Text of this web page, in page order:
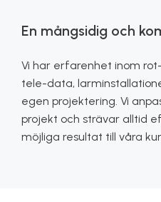
En mångsidig och
Vi har erfarenhet inom
tele-data,
egen projektering. Vi
projekt och strävar alltid
möjliga resultat till våra